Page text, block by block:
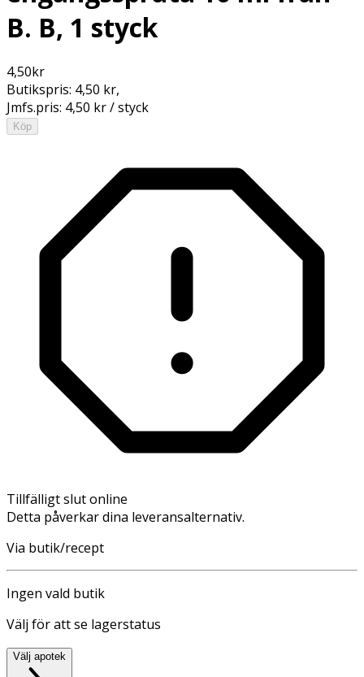
B. B, 1 styck
4,50kr
Butikspris: 4,50 kr,
Jmfs.pris: 4,50 kr / styck
Köp
Tillfälligt slut online
Detta påverkar dina leveransalternativ.
Via butik/recept
Ingen vald butik
Välj för att se lagerstatus
Välj apotek